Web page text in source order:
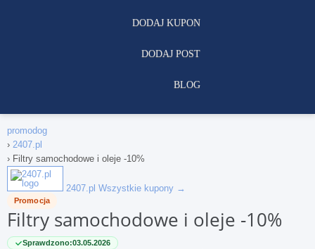
DODAJ KUPON
DODAJ POST
BLOG
promodog
› 2407.pl
› Filtry samochodowe i oleje -10%
2407.pl Wszystkie kupony →
Promocja
Filtry samochodowe i oleje -10%
Sprawdzono:03.05.2026